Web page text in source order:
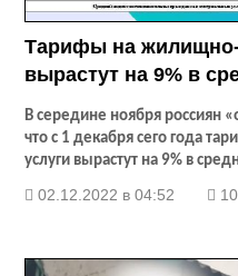
Тарифы на
вырастут на 9% в
В середине ноября россиян
что с 1 декабря сего года
услуги вырастут на 9% в
02.12.2022 в 04:52